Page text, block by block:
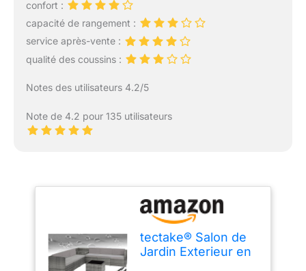
confort :
capacité de rangement :
service après-vente :
qualité des coussins :
Notes des utilisateurs 4.2/5
Note de 4.2 pour 135 utilisateurs
tectake® Salon de
Jardin Exterieur en